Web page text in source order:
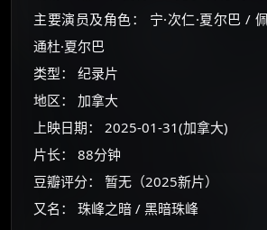
主要演员及角色： 宁·次仁·夏尔巴 /
通杜·夏尔巴
类型： 纪录片
地区： 加拿大
上映日期： 2025-01-31(加拿大)
片长： 88分钟
豆瓣评分： 暂无（2025新片）
又名： 珠峰之暗 / 黑暗珠峰